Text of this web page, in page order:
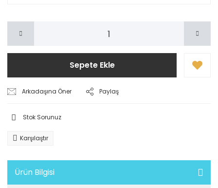
Sepete Ekle
Arkadaşına Öner Paylaş
Stok Sorunuz
Karşılaştır
Ürün Bilgisi